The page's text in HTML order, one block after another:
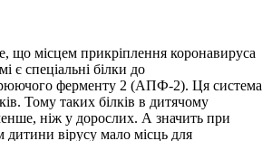
що місцем прикріплення коронавируса
є спеціальні білки до
ферменту 2 (АПФ-2). Ця система
Тому таких білків в дитячому
ніж у дорослих. А значить при
дитини вірусу мало місць для